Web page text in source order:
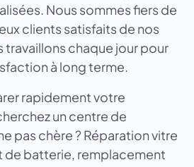
Nous sommes fiers de
clients satisfaits de nos
chaque jour pour
à long terme.
rapidement votre
un centre de
pas chère ? Réparation vitre
de batterie, remplacement